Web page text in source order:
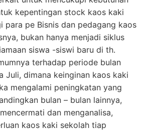
kepentingan stock kaos kaki
para pe Bisnis dan pedagang kaos
bukan hanya menjadi siklus
siswa -siswi baru di th.
terhadap periode bulan
Juli, dimana keinginan kaos kaki
mengalami peningkatan yang
bulan – bulan lainnya,
dan menganalisa,
kaos kaki sekolah tiap